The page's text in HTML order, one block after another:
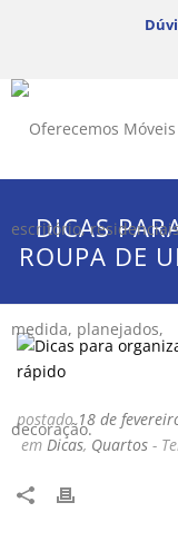
DICAS
ROUPA DE
postado18 de
em Dicas, Quartos -